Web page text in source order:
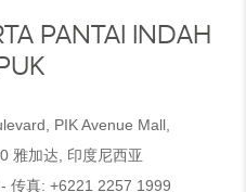
PANTAI INDAH
PIK Avenue Mall,
雅加达, 印度尼西亚
传真: +6221 2257 1999